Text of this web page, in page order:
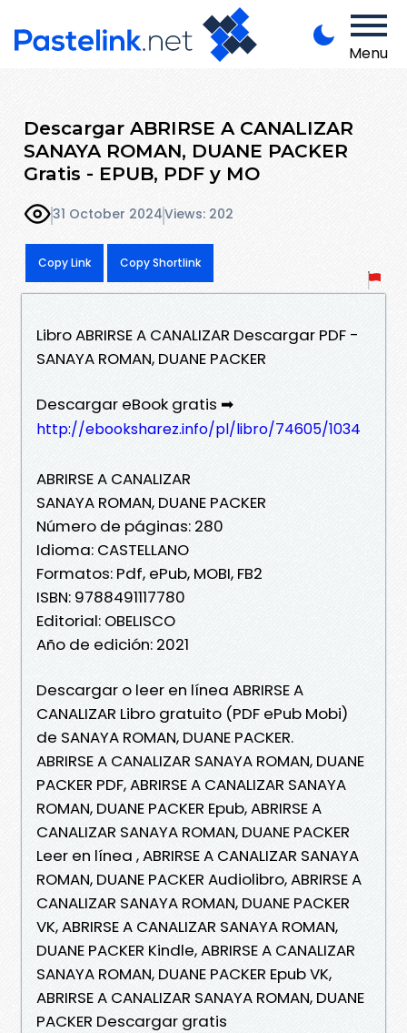
Menu
Descargar ABRIRSE A CANALIZAR
SANAYA ROMAN, DUANE PACKER
Gratis - EPUB, PDF y MO
31 October 2024Views: 202
Copy Link Copy Shortlink
Libro ABRIRSE A CANALIZAR Descargar PDF -
SANAYA ROMAN, DUANE PACKER
Descargar eBook gratis ➡
http://ebooksharez.info/pl/libro/74605/1034
ABRIRSE A CANALIZAR
SANAYA ROMAN, DUANE PACKER
Número de páginas: 280
Idioma: CASTELLANO
Formatos: Pdf, ePub, MOBI, FB2
ISBN: 9788491117780
Editorial: OBELISCO
Año de edición: 2021
Descargar o leer en línea ABRIRSE A
CANALIZAR Libro gratuito (PDF ePub Mobi)
de SANAYA ROMAN, DUANE PACKER.
ABRIRSE A CANALIZAR SANAYA ROMAN, DUANE
PACKER PDF, ABRIRSE A CANALIZAR SANAYA
ROMAN, DUANE PACKER Epub, ABRIRSE A
CANALIZAR SANAYA ROMAN, DUANE PACKER
Leer en línea , ABRIRSE A CANALIZAR SANAYA
ROMAN, DUANE PACKER Audiolibro, ABRIRSE A
CANALIZAR SANAYA ROMAN, DUANE PACKER
VK, ABRIRSE A CANALIZAR SANAYA ROMAN,
DUANE PACKER Kindle, ABRIRSE A CANALIZAR
SANAYA ROMAN, DUANE PACKER Epub VK,
ABRIRSE A CANALIZAR SANAYA ROMAN, DUANE
PACKER Descargar gratis